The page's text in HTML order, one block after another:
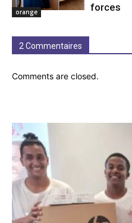
orange
forces
2 Commentaires
Comments are closed.